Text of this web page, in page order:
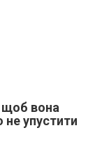
щоб вона
упустити